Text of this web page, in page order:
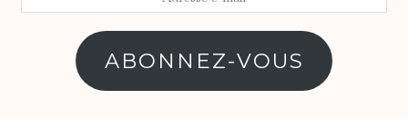
ABONNEZ-VOUS